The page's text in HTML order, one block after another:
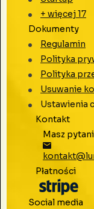
+ więcej17
Dokumenty
Regulamin
Polityka
Polityka
Usuwanie
Ustawienia
Kontakt
Masz
Płatności
Social media